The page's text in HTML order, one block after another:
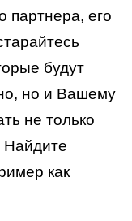
партнера, его
будут
но и Вашему
не только
Найдите
как